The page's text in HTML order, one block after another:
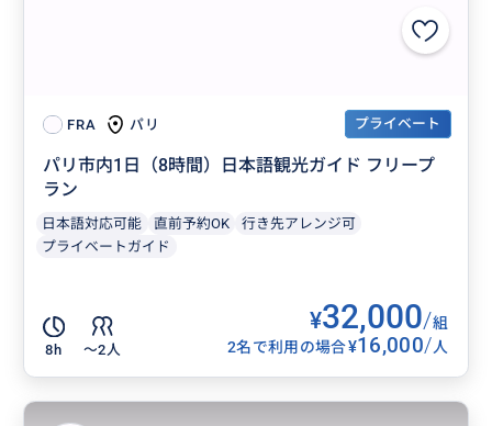
FRA パリ プライベート
パリ市内1日（8時間）日本語観光ガイド フリープ
ラン
日本語対応可能 直前予約OK
行き先アレンジ可
プライベートガイド
8h 〜2人
¥32,000/組
2名で利用の場合¥16,000/人